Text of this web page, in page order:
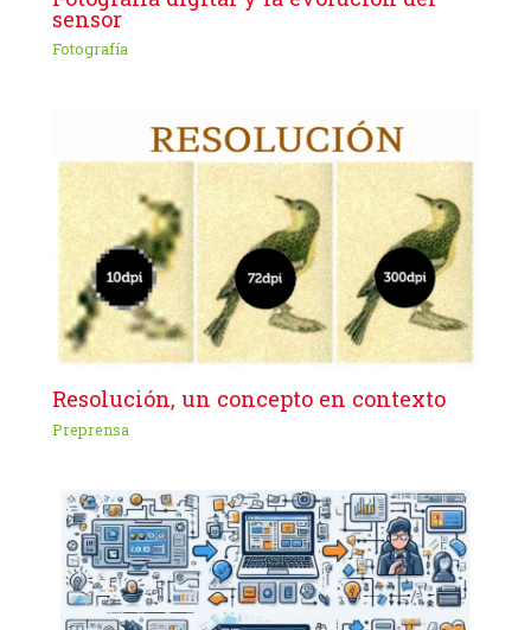
sensor
Fotografía
Resolución, un concepto en contexto
Preprensa